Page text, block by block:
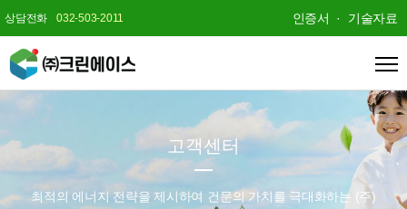
상담전화 032-503-2011 인증서 기술자료
고객센터
최적의 에너지 전략을 제시하여 건문의 가치를 극대화하는 (주)